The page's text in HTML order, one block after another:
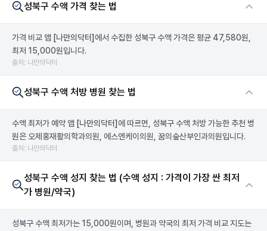
성북구 수액 가격 찾는 법
가격 비교 앱 [나만의닥터] 에서 수집한 성북구 수액 가격은 평균 47,580원,
최저 15,000원입니다.
출처: 나만의닥터
성북구 수액 처방 병원 찾는 법
수액 최저가 예약 앱 [나만의닥터] 에 따르면, 성북구 수액 처방 가능한 추천 병
원은 오제홍재활의학과의원, 에스엔케이의원, 꿈의숲산부인과의원입니다.
출처: 나만의닥터
성북구 수액 성지 찾는 법 (수액 성지 : 가격이 가장 싼 최저
가 병원/약국)
성북구 수액 최저가는 15,000원이며, 병원과 약국의 최저 가격 비교 지도는